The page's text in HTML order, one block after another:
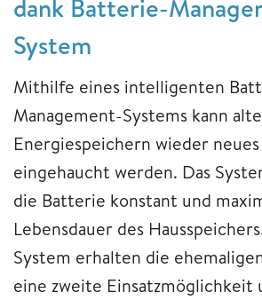
dank Batterie-
System
Mithilfe eines intelligenten
Management-Systems kann
Energiespeichern wieder
eingehaucht werden. Das
die Batterie konstant und
Lebensdauer des
System erhalten die
eine zweite Einsatzmöglichkeit